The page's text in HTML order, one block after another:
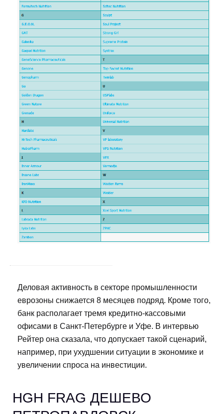
Деловая активность в секторе промышленности
еврозоны снижается 8 месяцев подряд. Кроме того,
банк располагает тремя кредитно-кассовыми
офисами в Санкт-Петербурге и Уфе. В интервью
Рейтер она сказала, что допускает такой сценарий,
например, при ухудшении ситуации в экономике и
увеличении спроса на инвестиции.
HGH FRAG ДЕШЕВО